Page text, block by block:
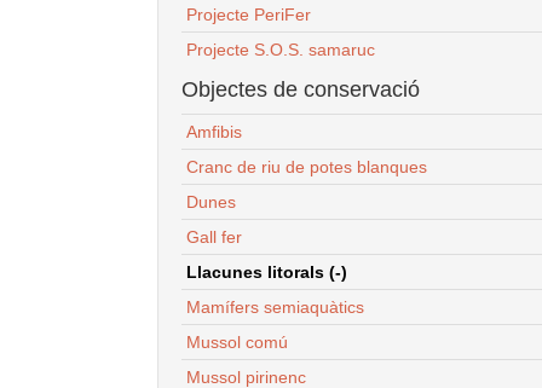
Projecte PeriFer
Projecte S.O.S. samaruc
Objectes de conservació
Amfibis
Cranc de riu de potes blanques
Dunes
Gall fer
Llacunes litorals (-)
Mamífers semiaquàtics
Mussol comú
Mussol pirinenc